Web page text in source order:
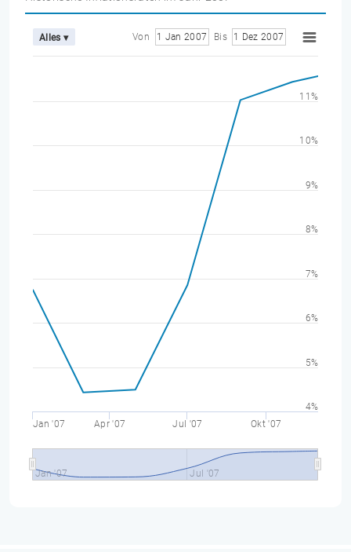
Alles ▾ Von 1 Jan 2007 Bis 1 Dez 2007
Jan '07 Apr '07 Jul '07 Okt '07
Jan '07 Jul '07
4%
5%
6%
7%
8%
9%
10%
11%